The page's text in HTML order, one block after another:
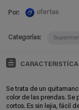
Por: ofertas
Categorías:
Se trata de un q
color de las prendas. Se
cortos. Es sin lejia, fácil